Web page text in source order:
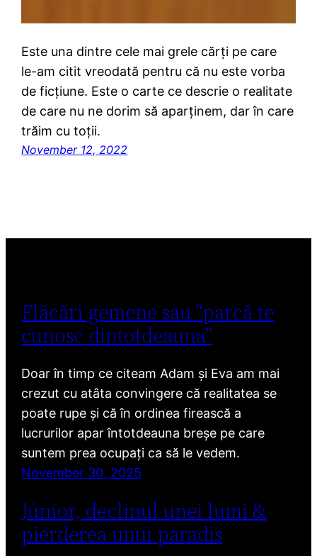
Este una dintre cele mai grele cărți pe care
le-am citit vreodată pentru că nu este vorba
de ficțiune. Este o carte ce descrie o realitate
de care nu ne dorim să aparținem, dar în care
trăim cu toții.
November 12, 2022
Flăcări gemene sau “parcă te
cunosc dintotdeauna”
Doar în timp ce citeam Adam și Eva am mai
crezut cu atâta convingere că realitatea se
poate rupe și că în ordinea firească a
lucrurilor apar întotdeauna breșe pe care
suntem prea ocupați ca să le vedem.
November 30, 2025
Júnior, declinul unei lumi &
pierderea unui paradis